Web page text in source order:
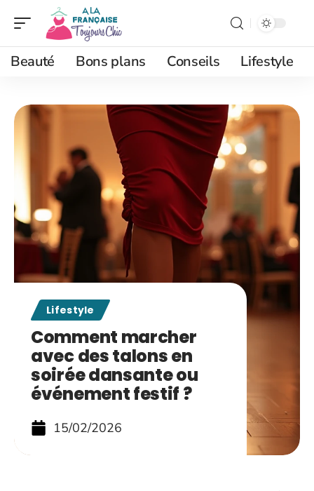
Beauté Bons plans Conseils Lifestyle
Lifestyle
Comment marcher
avec des talons en
soirée dansante ou
événement festif ?
15/02/2026